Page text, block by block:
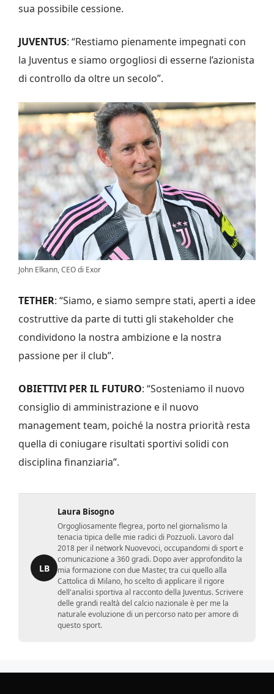
sua possibile cessione.
JUVENTUS: “Restiamo pienamente impegnati con
la Juventus e siamo orgogliosi di esserne l’azionista
di controllo da oltre un secolo”.
John Elkann, CEO di Exor
TETHER: “Siamo, e siamo sempre stati, aperti a idee
costruttive da parte di tutti gli stakeholder che
condividono la nostra ambizione e la nostra
passione per il club”.
OBIETTIVI PER IL FUTURO: “Sosteniamo il nuovo
consiglio di amministrazione e il nuovo
management team, poiché la nostra priorità resta
quella di coniugare risultati sportivi solidi con
disciplina finanziaria”.
LB
Laura Bisogno
Orgogliosamente flegrea, porto nel giornalismo la
tenacia tipica delle mie radici di Pozzuoli. Lavoro dal
2018 per il network Nuovevoci, occupandomi di sport e
comunicazione a 360 gradi. Dopo aver approfondito la
mia formazione con due Master, tra cui quello alla
Cattolica di Milano, ho scelto di applicare il rigore
dell'analisi sportiva al racconto della Juventus. Scrivere
delle grandi realtà del calcio nazionale è per me la
naturale evoluzione di un percorso nato per amore di
questo sport.